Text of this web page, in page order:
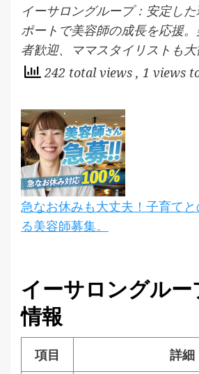
イーサロングループ：安定し
ポートで美容師の成長を応援
者歓迎、ママスタイリストも
242 total views , 1 views
急なお休みも大丈夫！子育て
る美容師募集。
イーサロングル
情報
項目 詳細